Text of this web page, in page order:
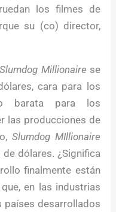
los filmes de
su (co) director,
Slumdog Millionaire se
cara para los
barata para los
las producciones de
Slumdog MIllionaire
dólares. ¿Significa
finalmente están
en las industrias
países desarrollados